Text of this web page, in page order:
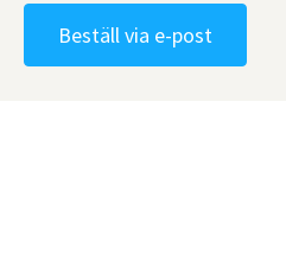
Beställ via e-post